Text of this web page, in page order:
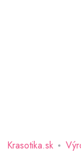
Krasotika.sk